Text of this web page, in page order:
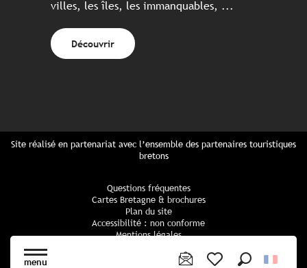
menu
villes, les îles, les immanquables, ...
Découvrir
Site réalisé en partenariat avec l’ensemble des partenaires touristiques
bretons
Questions fréquentes
Cartes Bretagne & brochures
Plan du site
Accessibilité : non conforme
Mentions légales
Politique cookies